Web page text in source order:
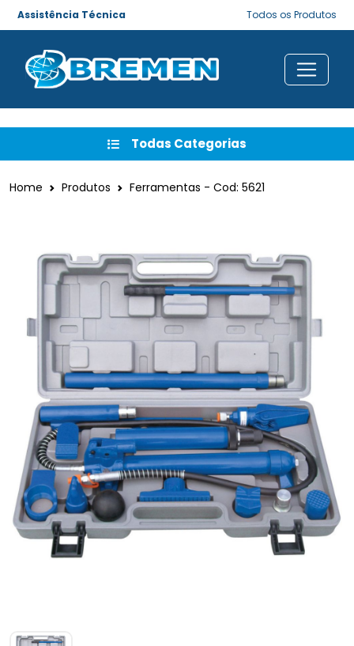
Assistência Técnica Todos os Produtos
Todas Categorias
Home Produtos Ferramentas - Cod: 5621